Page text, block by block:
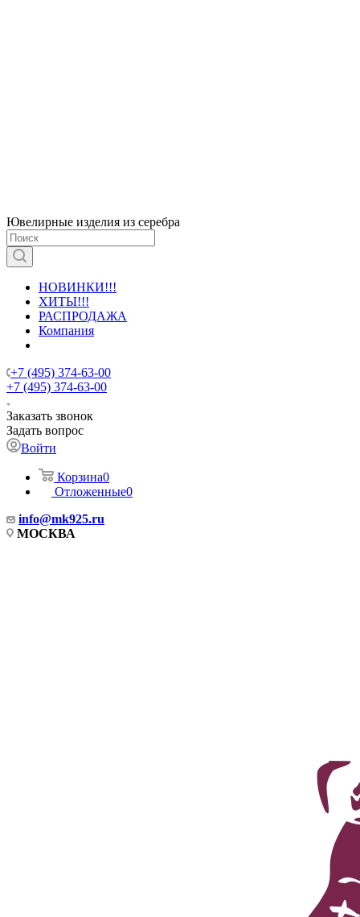
Ювелирные изделия из серебра
НОВИНКИ!!!
ХИТЫ!!!
РАСПРОДАЖА
Компания
+7 (495) 374-63-00
+7 (495) 374-63-00
Заказать звонок
Задать вопрос
Войти
Корзина0
Отложенные0
info@mk925.ru
МОСКВА